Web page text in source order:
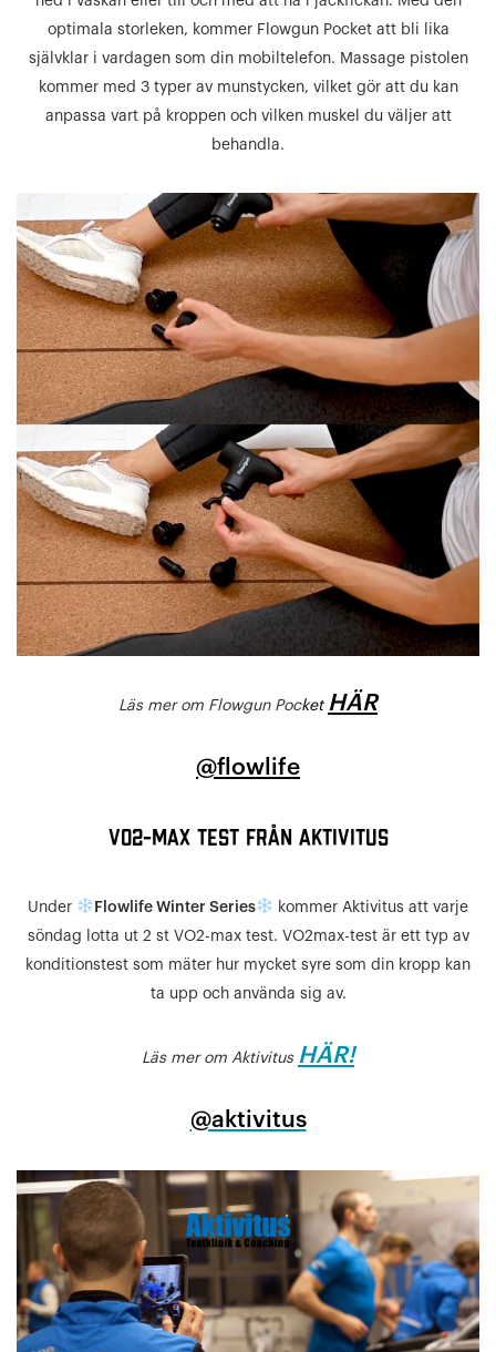
optimala storleken, kommer Flowgun Pocket att bli lika
självklar i vardagen som din mobiltelefon. Massage pistolen
kommer med 3 typer av munstycken, vilket gör att du kan
anpassa vart på kroppen och vilken muskel du väljer att
behandla.
Läs mer om Flowgun Pocket HÄR
@flowlife
VO2-MAX TEST FRÅN AKTIVITUS
Under Flowlife Winter Series
kommer Aktivitus att varje
söndag lotta ut 2 st VO2-max test. VO2max-test är ett typ av
konditionstest som mäter hur mycket syre som din kropp kan
ta upp och använda sig av.
Läs mer om Aktivitus HÄR!
@aktivitus